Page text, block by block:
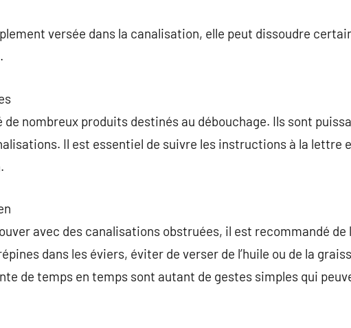
versée dans la canalisation, elle peut dissoudre
de nombreux produits destinés au débouchage. Ils sont
Il est essentiel de suivre les instructions à la lettre
avec des canalisations obstruées, il est recommandé
dans les éviers, éviter de verser de l’huile ou de la
de temps en temps sont autant de gestes simples qui